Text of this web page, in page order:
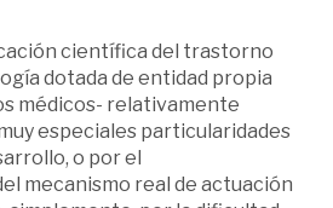
científica del trastorno
dotada de entidad propia
médicos- relativamente
especiales particularidades
o por el
mecanismo real de actuación